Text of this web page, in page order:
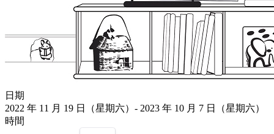
日期
2022 年 11 月 19 日（星期六）- 2023 年 10 月 7 日（星期六）
時間